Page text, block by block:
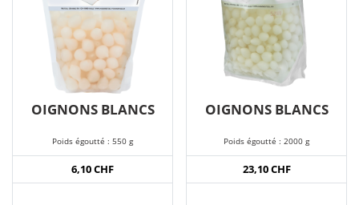
OIGNONS BLANCS
Poids égoutté : 550 g
6,10 CHF
OIGNONS BLANCS
Poids égoutté : 2000 g
23,10 CHF